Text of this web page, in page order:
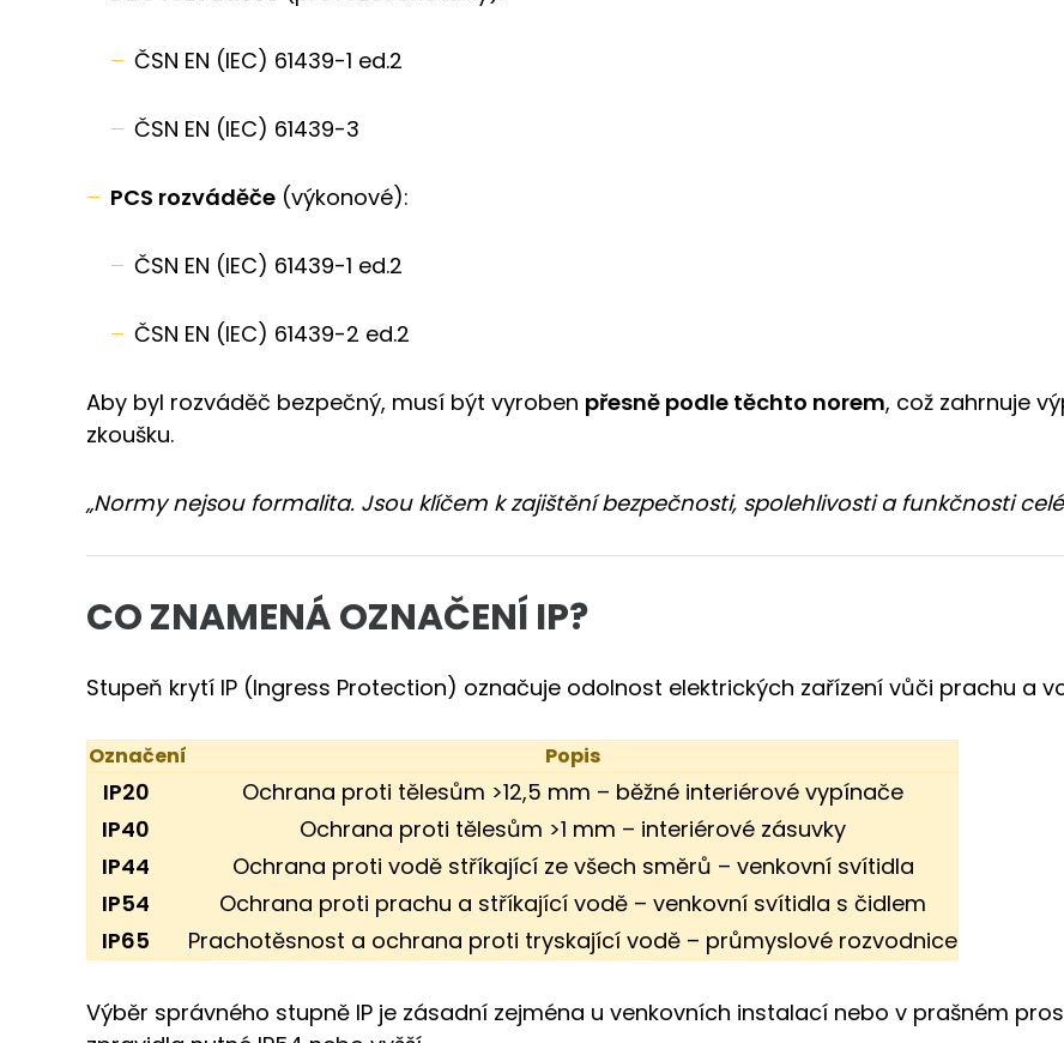
ČSN EN (IEC) 61439-1 ed.2
ČSN EN (IEC) 61439-3
PCS rozváděče (výkonové):
ČSN EN (IEC) 61439-1 ed.2
ČSN EN (IEC) 61439-2 ed.2
Aby byl rozváděč bezpečný, musí být vyroben přesně podle těchto norem, což zahrnuje
zkoušku.
„Normy nejsou formalita. Jsou klíčem k zajištění bezpečnosti, spolehlivosti a funkčnosti
CO ZNAMENÁ OZNAČENÍ IP?
Stupeň krytí IP (Ingress Protection) označuje odolnost elektrických zařízení vůči prachu a
Označení Popis
IP20
Ochrana proti tělesům >12,5 mm – běžné interiérové vypínače
IP40
Ochrana proti tělesům >1 mm – interiérové zásuvky
IP44
Ochrana proti vodě stříkající ze všech směrů – venkovní svítidla
IP54
Ochrana proti prachu a stříkající vodě – venkovní svítidla s čidlem
IP65
Prachotěsnost a ochrana proti tryskající vodě – průmyslové rozvodnice
Výběr správného stupně IP je zásadní zejména u venkovních instalací nebo v prašném